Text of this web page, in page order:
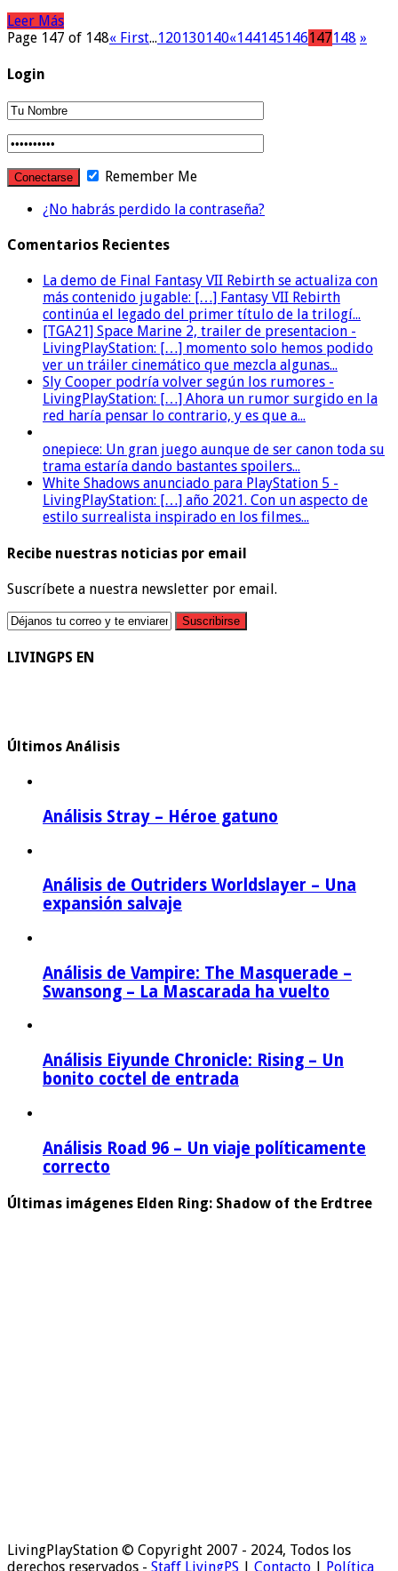
Leer Más
Page 147 of 148« First...120130140«144145146147148 »
Login
Remember Me
¿No habrás perdido la contraseña?
Comentarios Recientes
La demo de Final Fantasy VII Rebirth se actualiza con
más contenido jugable: […] Fantasy VII Rebirth
continúa el legado del primer título de la trilogí...
[TGA21] Space Marine 2, trailer de presentacion -
LivingPlayStation: […] momento solo hemos podido
ver un tráiler cinemático que mezcla algunas...
Sly Cooper podría volver según los rumores -
LivingPlayStation: […] Ahora un rumor surgido en la
red haría pensar lo contrario, y es que a...
onepiece: Un gran juego aunque de ser canon toda su
trama estaría dando bastantes spoilers...
White Shadows anunciado para PlayStation 5 -
LivingPlayStation: […] año 2021. Con un aspecto de
estilo surrealista inspirado en los filmes...
Recibe nuestras noticias por email
Suscríbete a nuestra newsletter por email.
LIVINGPS EN
Últimos Análisis
Análisis Stray – Héroe gatuno
Análisis de Outriders Worldslayer – Una
expansión salvaje
Análisis de Vampire: The Masquerade –
Swansong – La Mascarada ha vuelto
Análisis Eiyunde Chronicle: Rising – Un
bonito coctel de entrada
Análisis Road 96 – Un viaje políticamente
correcto
Últimas imágenes Elden Ring: Shadow of the Erdtree
LivingPlayStation © Copyright 2007 - 2024, Todos los
derechos reservados - Staff LivingPS | Contacto | Política